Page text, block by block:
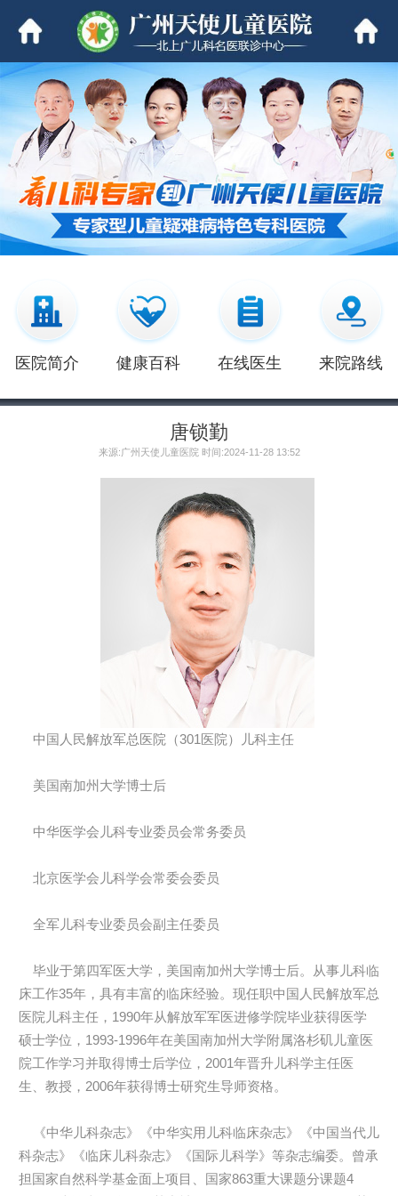
医院简介 健康百科 在线医生 来院路线
唐锁勤
来源:广州天使儿童医院 时间:2024-11-28 13:52
中国人民解放军总医院（301医院）儿科主任
美国南加州大学博士后
中华医学会儿科专业委员会常务委员
北京医学会儿科学会常委会委员
全军儿科专业委员会副主任委员
毕业于第四军医大学，美国南加州大学博士后。从事儿科临
床工作35年，具有丰富的临床经验。现任职中国人民解放军总
医院儿科主任，1990年从解放军军医进修学院毕业获得医学
硕士学位，1993-1996年在美国南加州大学附属洛杉矶儿童医
院工作学习并取得博士后学位，2001年晋升儿科学主任医
生、教授，2006年获得博士研究生导师资格。
《中华儿科杂志》《中华实用儿科临床杂志》《中国当代儿
科杂志》《临床儿科杂志》《国际儿科学》等杂志编委。曾承
担国家自然科学基金面上项目、国家863重大课题分课题4